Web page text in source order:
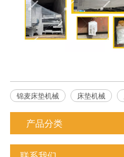
锦麦床垫机械 床垫机械
产品分类